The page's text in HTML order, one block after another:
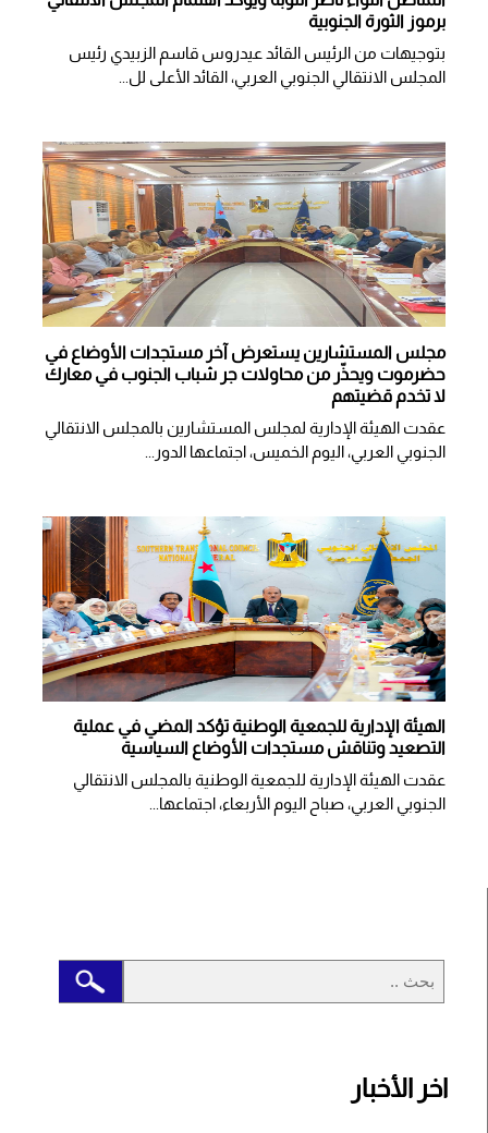
برموز الثورة الجنوبية
بتوجيهات من الرئيس القائد عيدروس قاسم الزبيدي رئيس
المجلس الانتقالي الجنوبي العربي، القائد الأعلى لل...
مجلس المستشارين يستعرض آخر مستجدات الأوضاع في
حضرموت ويحذّر من محاولات جر شباب الجنوب في معارك
لا تخدم قضيتهم
عقدت الهيئة الإدارية لمجلس المستشارين بالمجلس الانتقالي
الجنوبي العربي، اليوم الخميس، اجتماعها الدور...
الهيئة الإدارية للجمعية الوطنية تؤكد المضي في عملية
التصعيد وتناقش مستجدات الأوضاع السياسية
عقدت الهيئة الإدارية للجمعية الوطنية بالمجلس الانتقالي
الجنوبي العربي، صباح اليوم الأربعاء، اجتماعها...
اخر الأخبار